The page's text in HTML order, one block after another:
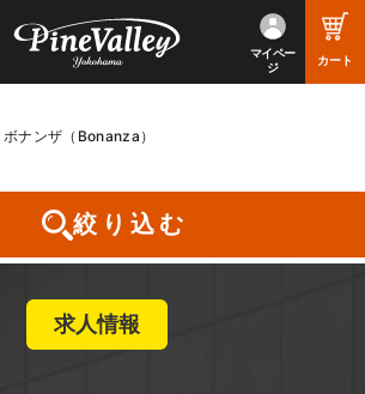
マイペー
ジ
カート
ボナンザ（Bonanza）
絞り込む
りませんでした
求人情報